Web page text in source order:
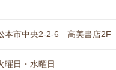
本市中央2-2-6 高美書店2F
曜日・水曜日